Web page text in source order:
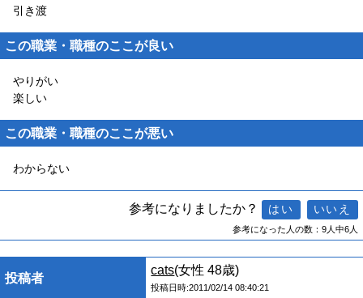
引き渡
この職業・職種のここが良い
やりがい
楽しい
この職業・職種のここが悪い
わからない
参考になりましたか？
参考になった人の数：9人中6人
投稿者
cats(女性 48歳)
投稿日時:2011/02/14 08:40:21